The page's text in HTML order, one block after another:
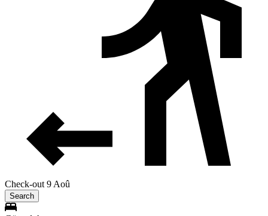
Check-out 9 Aoû
Search